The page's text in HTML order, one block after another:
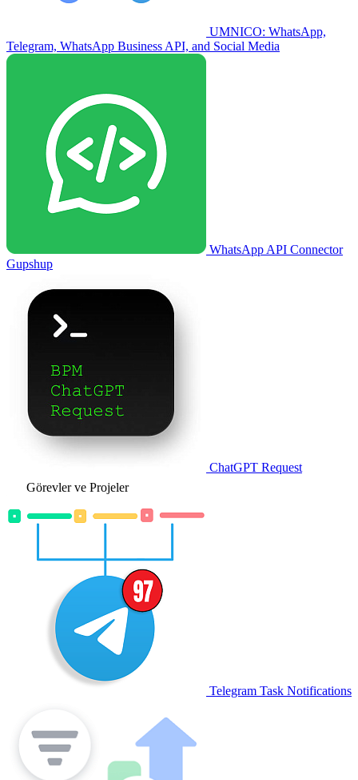
UMNICO: WhatsApp,
Telegram, WhatsApp Business API, and Social Media
WhatsApp API Connector
Gupshup
ChatGPT Request
Görevler ve Projeler
Telegram Task Notifications